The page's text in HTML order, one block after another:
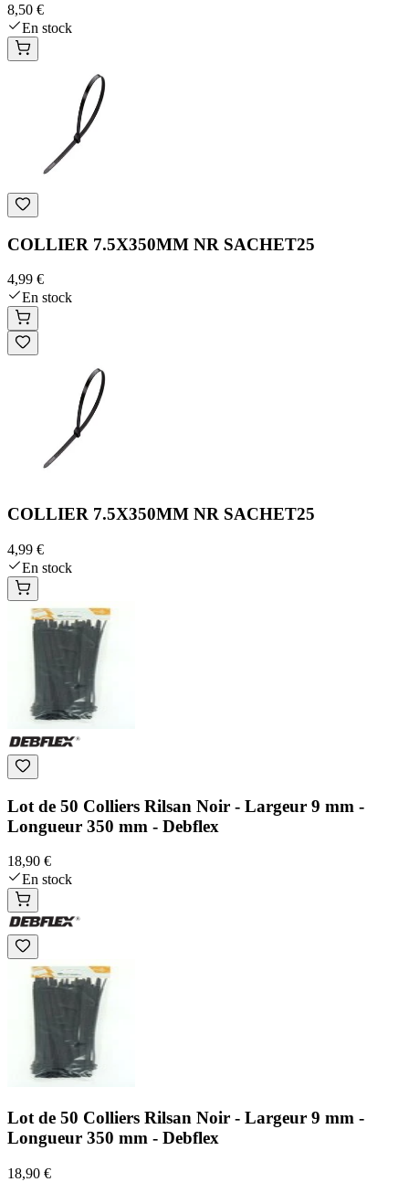
8,50 €
En stock
COLLIER 7.5X350MM NR SACHET25
4,99 €
En stock
COLLIER 7.5X350MM NR SACHET25
4,99 €
En stock
Lot de 50 Colliers Rilsan Noir - Largeur 9 mm -
Longueur 350 mm - Debflex
18,90 €
En stock
Lot de 50 Colliers Rilsan Noir - Largeur 9 mm -
Longueur 350 mm - Debflex
18,90 €